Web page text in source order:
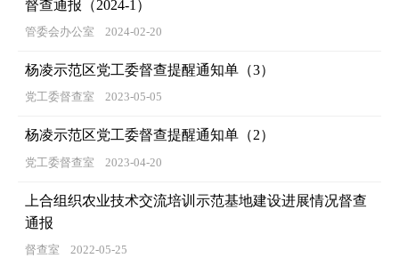
督查通报（2024-1）
管委会办公室 2024-02-20
杨凌示范区党工委督查提醒通知单（3）
党工委督查室 2023-05-05
杨凌示范区党工委督查提醒通知单（2）
党工委督查室 2023-04-20
上合组织农业技术交流培训示范基地建设进展情况督查
通报
督查室 2022-05-25